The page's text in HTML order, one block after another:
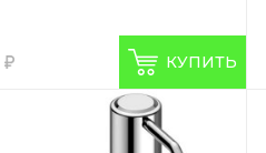
КУПИТЬ